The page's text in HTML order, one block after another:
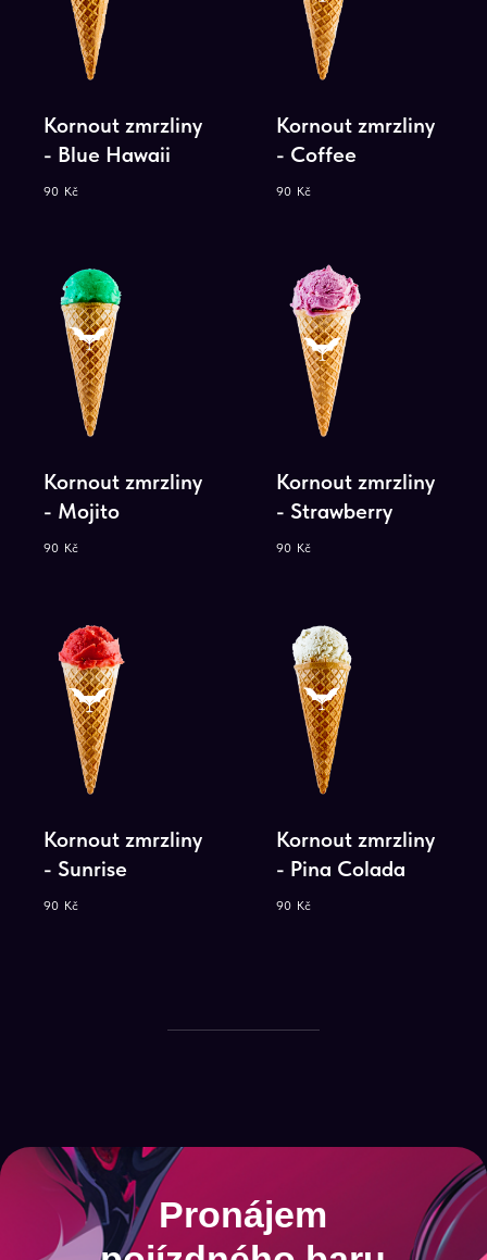
Kornout zmrzliny
- Blue Hawaii
90 Kč
Kornout zmrzliny
- Coffee
90 Kč
Kornout zmrzliny
- Mojito
90 Kč
Kornout zmrzliny
- Strawberry
90 Kč
Kornout zmrzliny
- Sunrise
90 Kč
Kornout zmrzliny
- Pina Colada
90 Kč
Pronájem
pojízdného baru
Zavolejte nám na +420 773 144 034
nebo zadejte své kontaktní údaje
níže a my se vám ozveme.